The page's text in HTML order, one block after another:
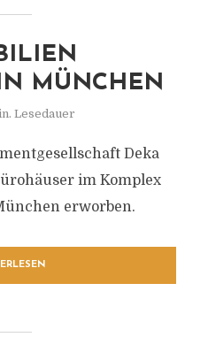
MÜNCHEN
Lesedauer
Deka
im Komplex
erworben.